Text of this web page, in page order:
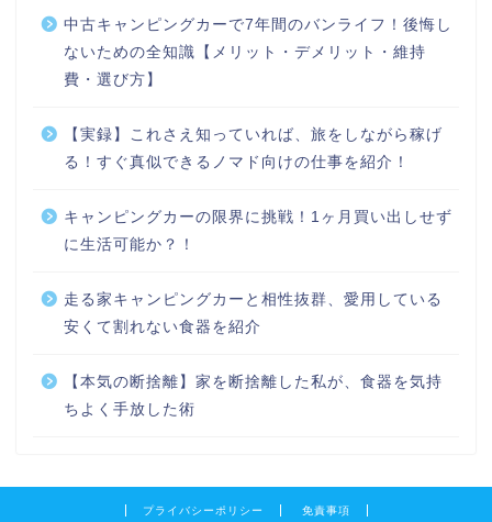
中古キャンピングカーで7年間のバンライフ！後悔し
ないための全知識【メリット・デメリット・維持
費・選び方】
【実録】これさえ知っていれば、旅をしながら稼げ
る！すぐ真似できるノマド向けの仕事を紹介！
キャンピングカーの限界に挑戦！1ヶ月買い出しせず
に生活可能か？！
走る家キャンピングカーと相性抜群、愛用している
安くて割れない食器を紹介
【本気の断捨離】家を断捨離した私が、食器を気持
ちよく手放した術
プライバシーポリシー 免責事項